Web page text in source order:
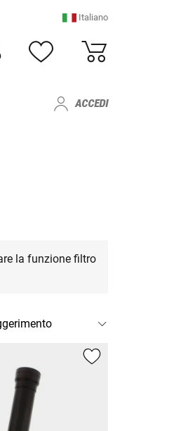
Italiano
ACCEDI
la funzione filtro